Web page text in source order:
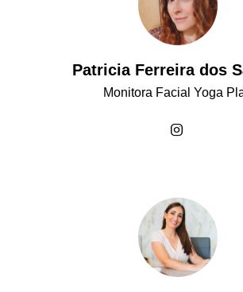
Patricia Ferreira dos
Monitora Facial Yoga